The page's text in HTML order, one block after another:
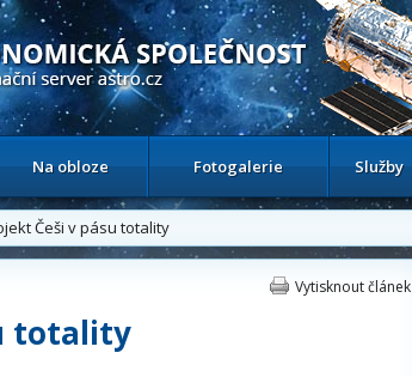
astronomický server
Na obloze Fotogalerie Služby
Češi v pásu totality
Vytisknout článek
totality